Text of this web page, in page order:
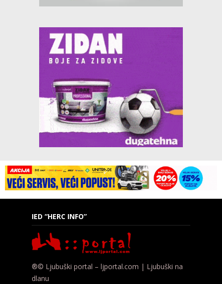
IED “HERC INFO”
®© Ljubuški portal – ljportal.com | Ljubuški na
dlanu